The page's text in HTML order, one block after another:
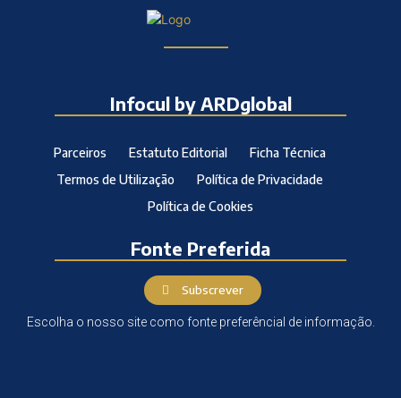
Infocul by ARDglobal
Parceiros Estatuto Editorial
Ficha Técnica
Termos de Utilização
Política de Privacidade
Política de Cookies
Fonte Preferida
Subscrever
Escolha o nosso site como fonte preferêncial de informação.